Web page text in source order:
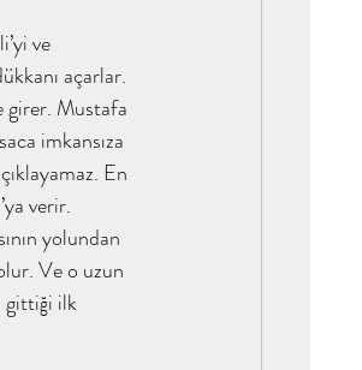
ve
açarlar.
girer. Mustafa
imkansıza
En
verir.
yolundan
Ve o uzun
gittiği ilk